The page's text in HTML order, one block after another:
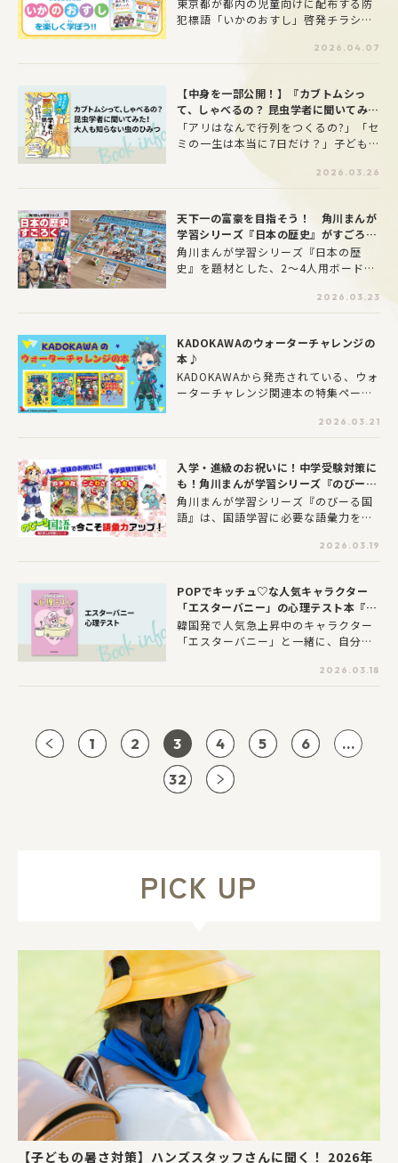
路で楽しく遊びながら、自然と様々な
力を習得できる内容になっています。
ラシ・学習ドリル配布開始～
犯標語「いかのおすし」啓発チラシと
子ぐらし」が起用されました。東京都
全域の新小学１年生を対象に学校経由
し」啓発チラシと、東京都が開催する
児童向けの防犯イベントにおいて配布
される学習ドリルに、「四つ子ぐら
し」が起用されることとなりました。
2026.04.07
【中身を一部公開！】『カブトムシっ
て、しゃべるの？ 昆虫学者に聞いてみ
た！ 大人も知らない虫のひみつ』が3月
26日発売！ 読めば読むほど虫好きに！
「アリはなんで行列をつくるの?」「セ
ミの一生は本当に7日だけ？」子どもた
虫学者の丸山宗利先生が全力回答！
『カブトムシって、しゃべるの？ 昆虫
のひみつ』が本日発売しました。 さ
らに、じゅえき太郎先生のおもしろマ
ンガや、小松貴先生をはじめとする豪
華メンバーによる生態写真もたっぷり
る一冊です。 全国の書店・ネット書店
たします。
2026.03.26
天下一の富豪を目指そう！ 角川まんが
学習シリーズ『日本の歴史』がすごろく
になって登場
角川まんが学習シリーズ『日本の歴
史』を題材とした、2〜4人用ボードゲ
の歴史すごろく 戦国時代編』が3月2
3日（月）に発売！
2026.03.23
KADOKAWAのウォーターチャレンジの
本♪
KADOKAWAから発売されている、ウォ
ーターチャレンジ関連本の特集ページ
のおすすめなどをお届けしていくよ！
ぜひチェックしてね！
2026.03.21
入学・進級のお祝いに！中学受験対策に
も！角川まんが学習シリーズ『のびーる
国語』爆笑学習まんがで今こそ語彙力ア
ップ！
角川まんが学習シリーズ『のびーる国
語』は、国語学習に必要な語彙力をま
入学、新学期準備から、中学受験の基
礎固めにも役立つ本シリーズの特徴と
2026.03.19
POPでキッチュ♡な人気キャラクター
「エスターバニー」の心理テスト本『エ
スターバニー 心理テスト』が発売！
韓国発で人気急上昇中のキャラクター
「エスターバニー」と一緒に、自分の
楽しく診断できる心理テスト本が登
場！「自分自身を愛することの大切
2026.03.18
1 2 3 4 5 6
...
32
PICK UP
【子どもの暑さ対策】ハンズスタッフさんに聞く！ 2026年